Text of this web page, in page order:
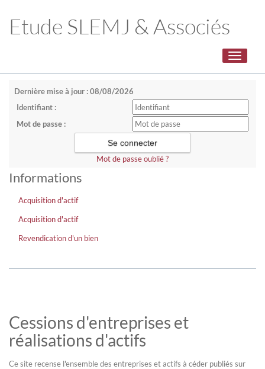
Etude SLEMJ & Associés
Toggle
Dernière mise à jour : 08/08/2026
Identifiant :
Mot de passe :
Mot de passe oublié ?
Informations
Acquisition d'actif
Acquisition d'actif
Revendication d'un bien
Cessions d'entreprises et
réalisations d'actifs
Ce site recense l'ensemble des entreprises et actifs à céder publiés sur